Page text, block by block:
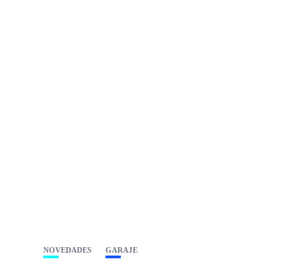
NOVEDADES GARAJE